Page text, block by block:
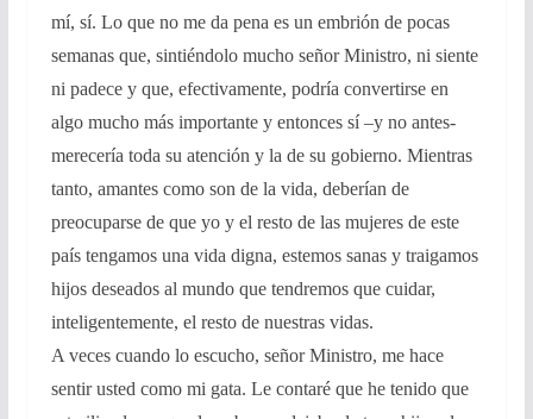
mí, sí. Lo que no me da pena es un embrión de pocas
semanas que, sintiéndolo mucho señor Ministro, ni siente
ni padece y que, efectivamente, podría convertirse en
algo mucho más importante y entonces sí –y no antes-
merecería toda su atención y la de su gobierno. Mientras
tanto, amantes como son de la vida, deberían de
preocuparse de que yo y el resto de las mujeres de este
país tengamos una vida digna, estemos sanas y traigamos
hijos deseados al mundo que tendremos que cuidar,
inteligentemente, el resto de nuestras vidas.
A veces cuando lo escucho, señor Ministro, me hace
sentir usted como mi gata. Le contaré que he tenido que